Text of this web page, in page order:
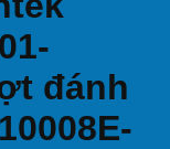
đánh